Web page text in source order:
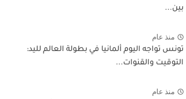
بين...
منذ عام
تونس تواجه اليوم ألمانيا في بطولة العالم لليد:
التوقيت والقنوات...
منذ عام